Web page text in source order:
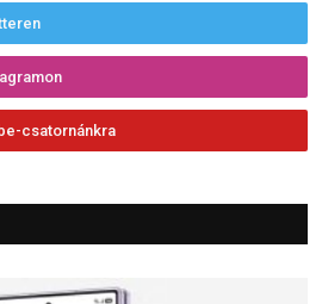
csatornánkra